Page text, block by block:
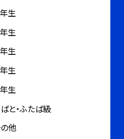
生
生
生
生
生
と・ふたば級
他